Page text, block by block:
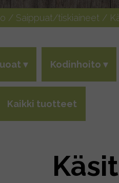
/ Saippuat/tiskiaineet /
Kodinhoito
Kaikki tuotteet